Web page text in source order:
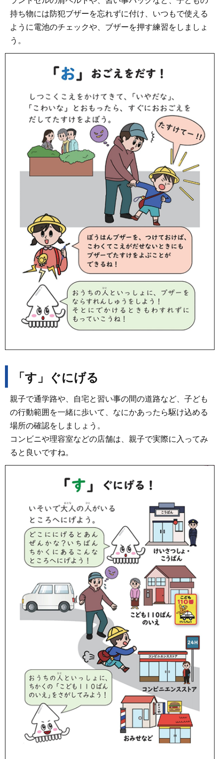
持ち物には防犯ブザーを忘れずに付け、いつもで使える
ように電池のチェックや、ブザーを押す練習をしましょ
う。
「す」ぐにげる
親子で通学路や、自宅と習い事の間の道路など、子ども
の行動範囲を一緒に歩いて、なにかあったら駆け込める
場所の確認をしましょう。
コンビニや理容室などの店舗は、親子で実際に入ってみ
ると良いですね。